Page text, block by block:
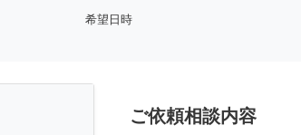
希望日時
ご依頼相談内容